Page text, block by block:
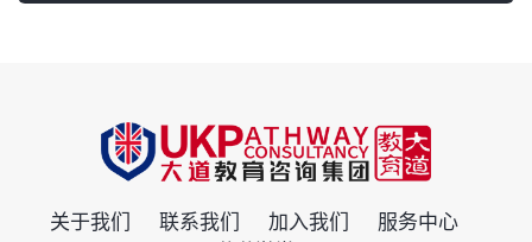
关于我们 联系我们 加入我们
服务中心